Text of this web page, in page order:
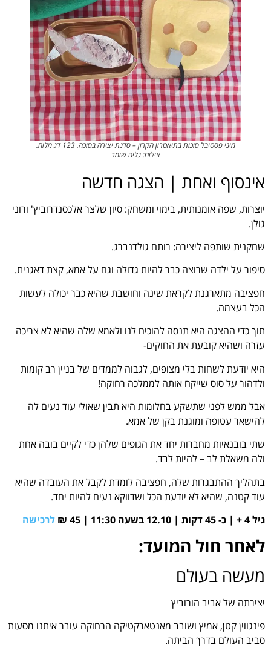
מיני פסטיבל סוכות בתיאטרון הקרון – סדנת יצירה בסוכה. 123 דג מלוח.
צילום: גליה שומר
אינסוף ואחת | הצגה חדשה
יוצרות, שפה אומנותית, בימוי ומשחק: סיון שלצר אלכסנדרוביץ' ורוני
גולן.
שחקנית שותפה ליצירה: רותם גולדנברג.
סיפור על ילדה שרוצה כבר להיות גדולה וגם על אמא, קצת דאגנית.
חפציבה מתארגנת לקראת שינה וחושבת שהיא כבר יכולה לעשות
הכל בעצמה.
תוך כדי ההצגה היא תנסה להוכיח לנו ולאמא שלה שהיא לא צריכה
עזרה ושהיא קובעת את החוקים-
היא יודעת לשחות בלי מצופים, לגבוה לממדים של בניין רב קומות
ולדהור על סוס שייקח אותה לממלכה רחוקה!
אבל ממש לפני שתשקע בחלומות היא תבין שאולי עוד נעים לה
להישאר עטופה ומוגנת בקן של אמא.
שתי בובנאיות מחברות יחד את הגופים שלהן כדי לקיים בובה אחת
ולה משאלת לב – להיות לבד.
בתהליך ההתבגרות שלה, חפציבה לומדת לקבל את העובדה שהיא
עוד קטנה, שהיא לא יודעת הכל ושדווקא נעים להיות יחד.
גיל 4 + | כ- 45 דקות | 12.10 בשעה 11:30 | 45 ₪
לרכישה
לאחר חול המועד:
מעשה בעולם
יצירתה של אביב הורוביץ
פינגווין קטן, אמיץ ושובב מאנטארקטיקה הרחוקה עובר איתנו מסעות
סביב העולם בדרך הביתה.